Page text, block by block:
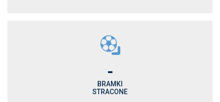
-
BRAMKI
STRACONE